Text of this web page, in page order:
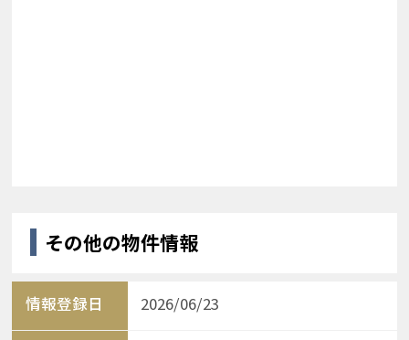
その他の物件情報
情報登録日 2026/06/23